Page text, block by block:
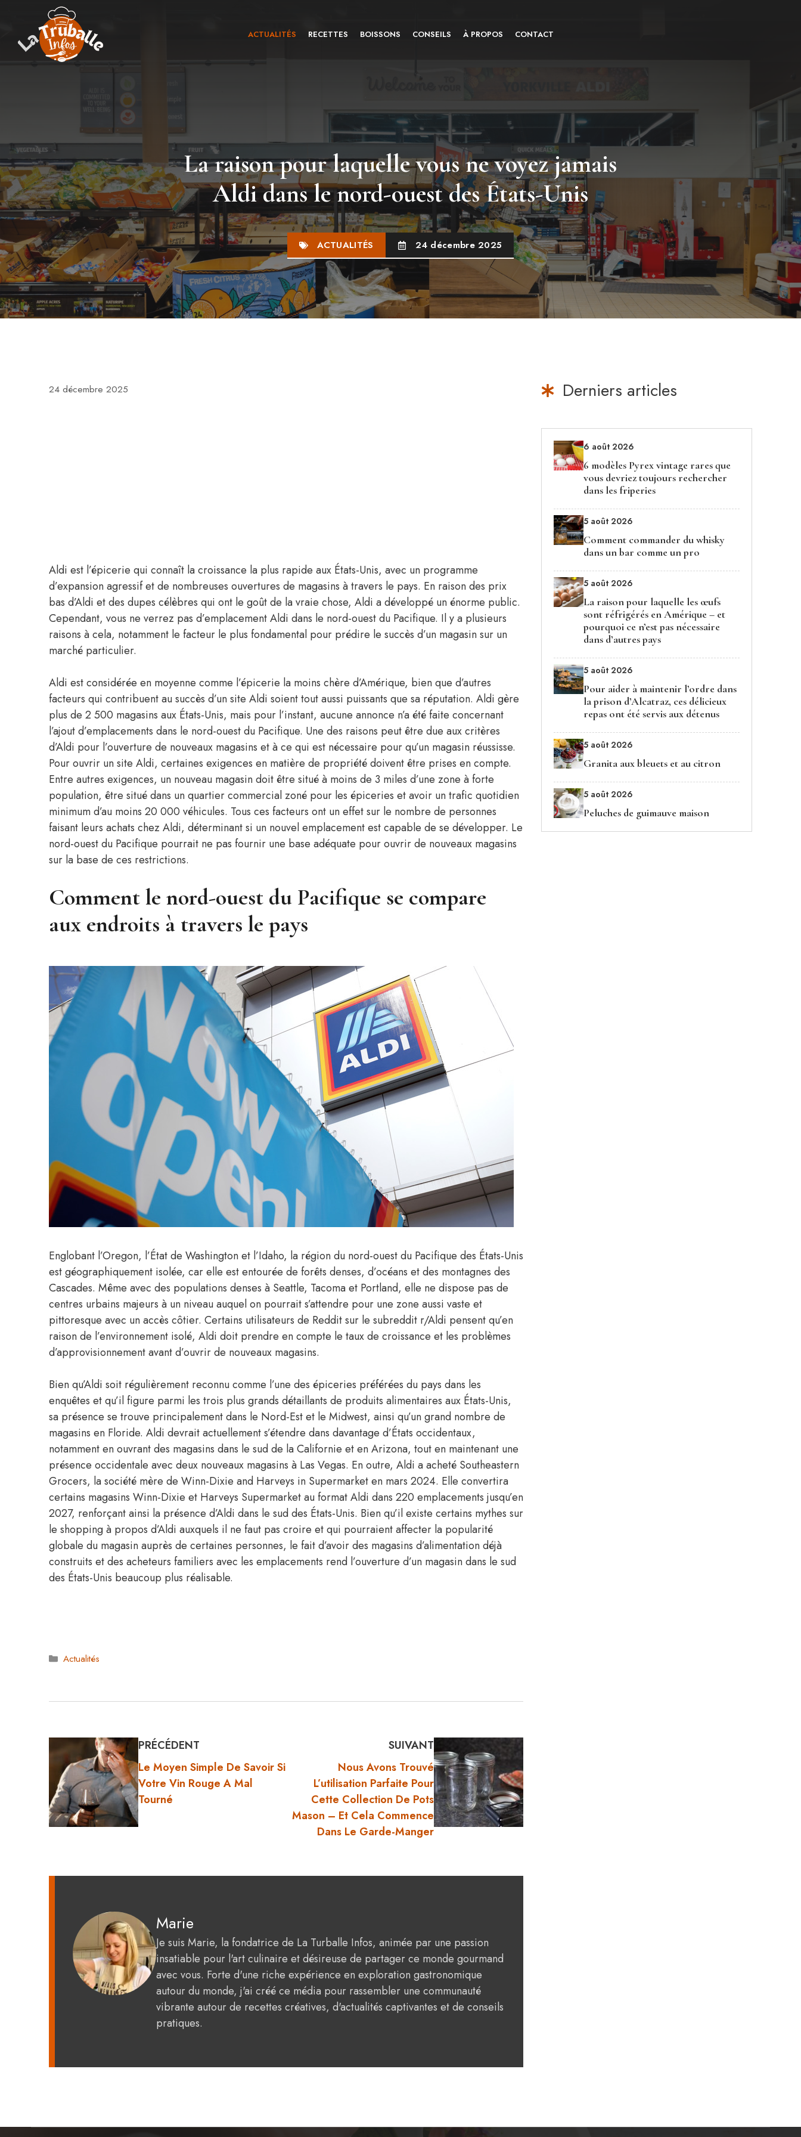
contenu
ACTUALITÉS RECETTES BOISSONS CONSEILS À PROPOS CONTACT
La raison pour laquelle vous ne voyez jamais
Aldi dans le nord-ouest des États-Unis
ACTUALITÉS 24 décembre 2025
24 décembre 2025
Aldi est l’épicerie qui connaît la croissance la plus rapide aux États-Unis, avec un programme
d’expansion agressif et de nombreuses ouvertures de magasins à travers le pays. En raison des prix
bas d’Aldi et des dupes célèbres qui ont le goût de la vraie chose, Aldi a développé un énorme public.
Cependant, vous ne verrez pas d’emplacement Aldi dans le nord-ouest du Pacifique. Il y a plusieurs
raisons à cela, notamment le facteur le plus fondamental pour prédire le succès d’un magasin sur un
marché particulier.
Aldi est considérée en moyenne comme l’épicerie la moins chère d’Amérique, bien que d’autres
facteurs qui contribuent au succès d’un site Aldi soient tout aussi puissants que sa réputation. Aldi gère
plus de 2 500 magasins aux États-Unis, mais pour l’instant, aucune annonce n’a été faite concernant
l’ajout d’emplacements dans le nord-ouest du Pacifique. Une des raisons peut être due aux critères
d’Aldi pour l’ouverture de nouveaux magasins et à ce qui est nécessaire pour qu’un magasin réussisse.
Pour ouvrir un site Aldi, certaines exigences en matière de propriété doivent être prises en compte.
Entre autres exigences, un nouveau magasin doit être situé à moins de 3 miles d’une zone à forte
population, être situé dans un quartier commercial zoné pour les épiceries et avoir un trafic quotidien
minimum d’au moins 20 000 véhicules. Tous ces facteurs ont un effet sur le nombre de personnes
faisant leurs achats chez Aldi, déterminant si un nouvel emplacement est capable de se développer. Le
nord-ouest du Pacifique pourrait ne pas fournir une base adéquate pour ouvrir de nouveaux magasins
sur la base de ces restrictions.
Comment le nord-ouest du Pacifique se compare
aux endroits à travers le pays
Englobant l’Oregon, l’État de Washington et l’Idaho, la région du nord-ouest du Pacifique des États-Unis
est géographiquement isolée, car elle est entourée de forêts denses, d’océans et des montagnes des
Cascades. Même avec des populations denses à Seattle, Tacoma et Portland, elle ne dispose pas de
centres urbains majeurs à un niveau auquel on pourrait s’attendre pour une zone aussi vaste et
pittoresque avec un accès côtier. Certains utilisateurs de Reddit sur le subreddit r/Aldi pensent qu’en
raison de l’environnement isolé, Aldi doit prendre en compte le taux de croissance et les problèmes
d’approvisionnement avant d’ouvrir de nouveaux magasins.
Bien qu’Aldi soit régulièrement reconnu comme l’une des épiceries préférées du pays dans les
enquêtes et qu’il figure parmi les trois plus grands détaillants de produits alimentaires aux États-Unis,
sa présence se trouve principalement dans le Nord-Est et le Midwest, ainsi qu’un grand nombre de
magasins en Floride. Aldi devrait actuellement s’étendre dans davantage d’États occidentaux,
notamment en ouvrant des magasins dans le sud de la Californie et en Arizona, tout en maintenant une
présence occidentale avec deux nouveaux magasins à Las Vegas. En outre, Aldi a acheté Southeastern
Grocers, la société mère de Winn-Dixie and Harveys in Supermarket en mars 2024. Elle convertira
certains magasins Winn-Dixie et Harveys Supermarket au format Aldi dans 220 emplacements jusqu’en
2027, renforçant ainsi la présence d’Aldi dans le sud des États-Unis. Bien qu’il existe certains mythes sur
le shopping à propos d’Aldi auxquels il ne faut pas croire et qui pourraient affecter la popularité
globale du magasin auprès de certaines personnes, le fait d’avoir des magasins d’alimentation déjà
construits et des acheteurs familiers avec les emplacements rend l’ouverture d’un magasin dans le sud
des États-Unis beaucoup plus réalisable.
Catégories
Actualités
PRÉCÉDENT
Le Moyen Simple De Savoir Si
Votre Vin Rouge A Mal
Tourné
SUIVANT
Nous Avons Trouvé
L’utilisation Parfaite Pour
Cette Collection De Pots
Mason – Et Cela Commence
Dans Le Garde-Manger
Marie
Je suis Marie, la fondatrice de La Turballe Infos, animée par une passion
insatiable pour l'art culinaire et désireuse de partager ce monde gourmand
avec vous. Forte d'une riche expérience en exploration gastronomique
autour du monde, j'ai créé ce média pour rassembler une communauté
vibrante autour de recettes créatives, d'actualités captivantes et de conseils
pratiques.
Derniers articles
6 août 2026
6 modèles Pyrex vintage rares que
vous devriez toujours rechercher
dans les friperies
5 août 2026
Comment commander du whisky
dans un bar comme un pro
5 août 2026
La raison pour laquelle les œufs
sont réfrigérés en Amérique – et
pourquoi ce n’est pas nécessaire
dans d’autres pays
5 août 2026
Pour aider à maintenir l’ordre dans
la prison d’Alcatraz, ces délicieux
repas ont été servis aux détenus
5 août 2026
Granita aux bleuets et au citron
5 août 2026
Peluches de guimauve maison